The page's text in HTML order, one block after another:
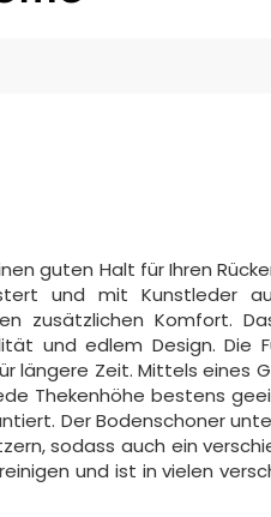
guten Halt für Ihren
und mit Kunstleder
zusätzlichen Komfort.
und edlem Design. Die
längere Zeit. Mittels eines
Thekenhöhe bestens
Der Bodenschoner
sodass auch ein
und ist in vielen